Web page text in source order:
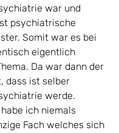
war und
psychiatrische
Somit war es bei
eigentlich
Da war dann der
dass ist selber
werde.
ich niemals
Fach welches sich